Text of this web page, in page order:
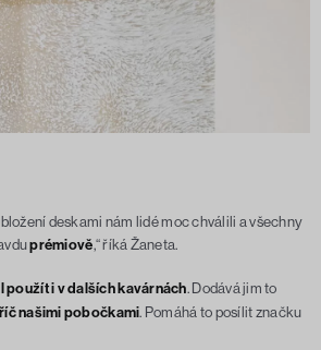
deskami nám lidé moc chválili a všechny
prémiově,“ říká Žaneta.
použít i v dalších kavárnách. Dodává jim to
našimi pobočkami. Pomáhá to posílit značku